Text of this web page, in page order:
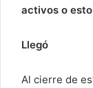
activos o
Llegó
Al cierre de